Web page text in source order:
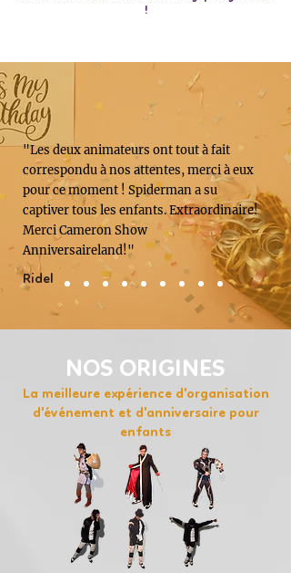
!
"Les deux animateurs ont tout à fait
correspondu à nos attentes, merci à eux
pour ce moment ! Spiderman a su
captiver tous les enfants. Extraordinaire!
Merci Cameron Show
Anniversaireland!"
Ridel
NOS ORIGINES
La meilleure expérience d'organisation
d'événement et d'anniversaire pour
enfants